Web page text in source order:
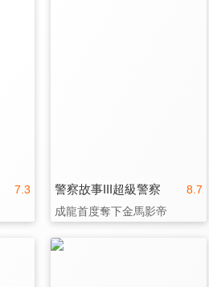
7.3 8.7
警察故事III超級警察
成龍首度奪下金馬影帝